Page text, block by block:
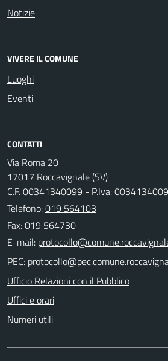
Notizie
VIVERE IL COMUNE
Luoghi
Eventi
CONTATTI
Via Roma 20
17017 Roccavignale (SV)
C.F. 00341340099 - P.Iva:
Telefono:019 564103
Fax: 019 564730
E-mail:
PEC:
Ufficio Relazioni con il Pubblico
Uffici e orari
Numeri utili